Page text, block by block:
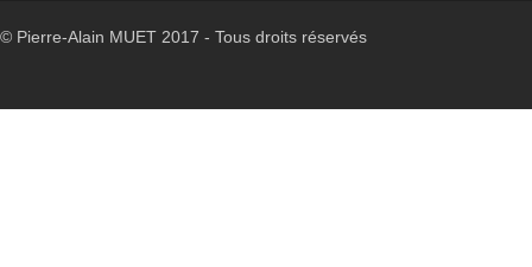
© Pierre-Alain MUET 2017 - Tous droits réservés